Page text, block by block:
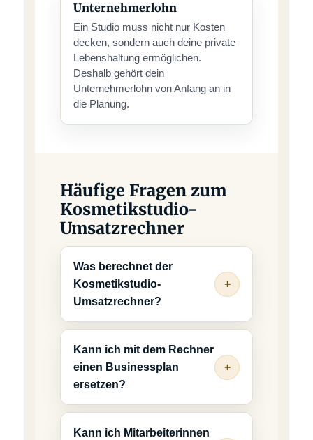
Unternehmerlohn
Ein Studio muss nicht nur Kosten
decken, sondern auch deine private
Lebenshaltung ermöglichen.
Deshalb gehört dein
Unternehmerlohn von Anfang an in
die Planung.
Häufige Fragen zum
Kosmetikstudio-
Umsatzrechner
Was berechnet der
Kosmetikstudio-
Umsatzrechner?
Kann ich mit dem Rechner
einen Businessplan
ersetzen?
Kann ich Mitarbeiterinnen